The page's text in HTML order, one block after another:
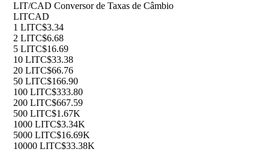
LIT/CAD Conversor de Taxas de Câmbio
LITCAD
1 LITC$3.34
2 LITC$6.68
5 LITC$16.69
10 LITC$33.38
20 LITC$66.76
50 LITC$166.90
100 LITC$333.80
200 LITC$667.59
500 LITC$1.67K
1000 LITC$3.34K
5000 LITC$16.69K
10000 LITC$33.38K